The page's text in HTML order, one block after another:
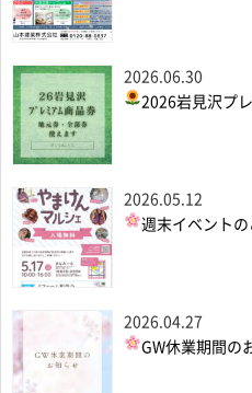
2026.06.30
2026岩見沢プ
2026.05.12
週末イベントの
2026.04.27
GW休業期間の